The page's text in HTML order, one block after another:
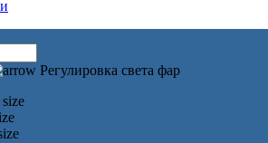
Регулировка света фар